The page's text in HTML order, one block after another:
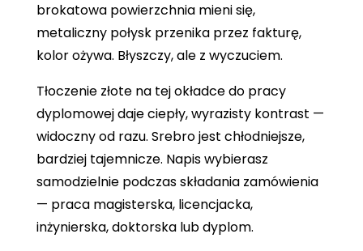
brokatowa powierzchnia mieni się,
metaliczny połysk przenika przez fakturę,
kolor ożywa. Błyszczy, ale z wyczuciem.
Tłoczenie złote na tej okładce do pracy
dyplomowej daje ciepły, wyrazisty kontrast —
widoczny od razu. Srebro jest chłodniejsze,
bardziej tajemnicze. Napis wybierasz
samodzielnie podczas składania zamówienia
— praca magisterska, licencjacka,
inżynierska, doktorska lub dyplom.